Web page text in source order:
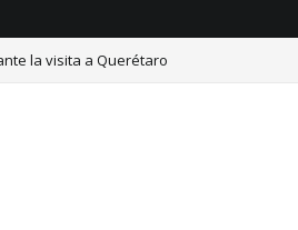
la visita a Querétaro